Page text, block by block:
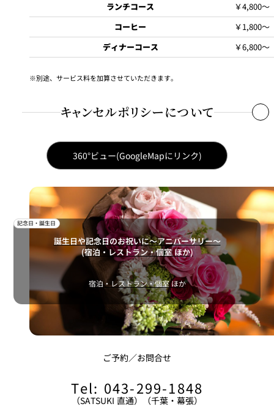
ランチコース
￥4,800～
コーヒー
￥1,800～
ディナーコース
￥6,800～
別途、サービス料を加算させていただきます。
キャンセルポリシーについて
プラン、コース料金の100%（お席のみのご予約の場合、ランチ・デ
ィナー共にコース最低料金のご予約人数分）を申し受けます。
台風、地震、公共交通機関の大規模運休など、当店がやむを得ない
360°ビュー(GoogleMapにリンク)
記念日・誕生日
誕生日や記念日のお祝いに～アニバーサリー～
(宿泊・レストラン・個室 ほか)
宿泊・レストラン・個室 ほか
ご予約／お問合せ
Tel: 043-299-1848
（SATSUKI 直通）（千葉・幕張）